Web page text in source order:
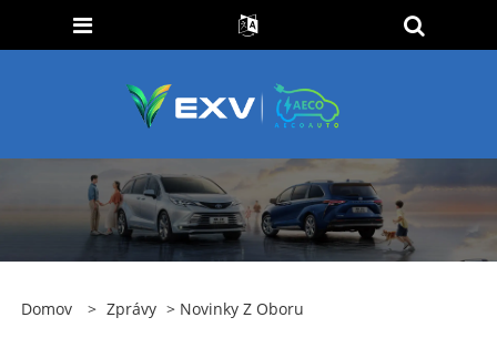
Domov > Zprávy > Novinky Z Oboru